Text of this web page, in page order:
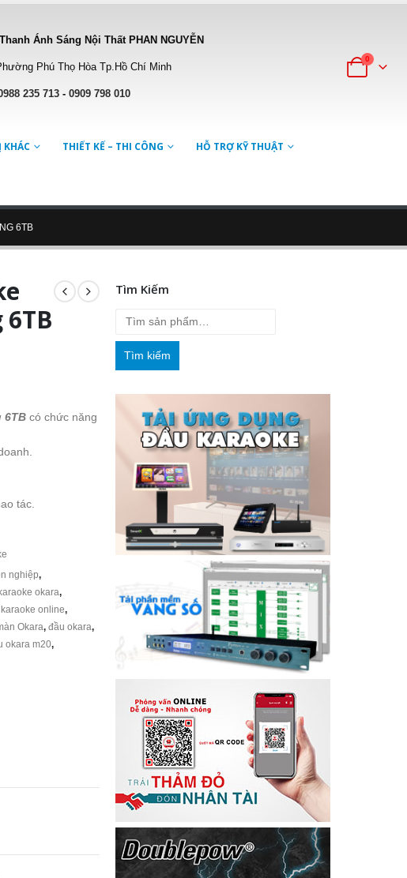
Ánh Sáng Nội Thất PHAN NGUYỄN
Phú Thọ Hòa Tp.Hồ Chí Minh
235 713 -0909 798 010
0
KHÁC THIẾT KẾ – THI CÔNG HỖ TRỢ KỸ THUẬT
6TB
6TB
6TBcó chức năng
tác.
nghiệp,
okara,
online,
Okara, đầu okara,
okara m20,
Tìm Kiếm
Tìm kiếm